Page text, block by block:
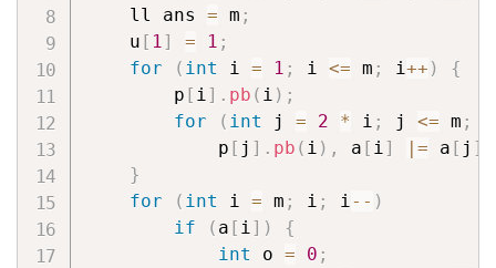
    ll ans
= m ;
    u
[ 1 ] = 1 ;
for
( int i = 1 ; i <= m ; i ++ )
{
        p
[ i ] . pb ( i ) ;
for
( int j = 2 * i ; j <= m ;
            p
[ j ] . pb ( i ) , a [ i ] |= a [ j ]
}
for
( int i = m ; i ; i -- )
if
( a [ i ] )
{
int o = 0 ;